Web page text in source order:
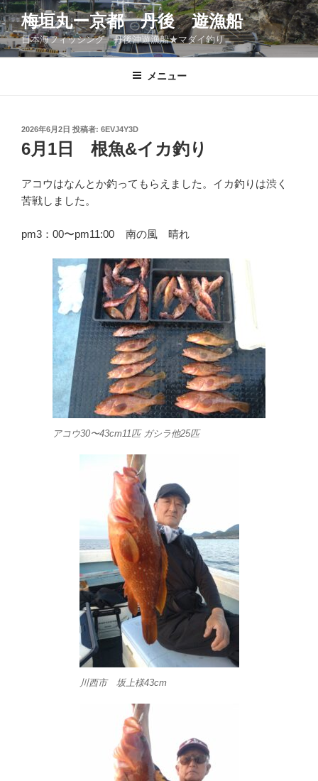
コ
ン
テ
ン
梅垣丸ー京都 丹後 遊漁船
日本海フィッシング 丹後沖遊漁船★マダイ釣り
メニュー
投
稿
日:
2026年6月2日 投稿者: 6EVJ4Y3D
6月1日 根魚&イカ釣り
アコウはなんとか釣ってもらえました。イカ釣りは渋く
苦戦しました。
pm3：00〜pm11:00 南の風 晴れ
アコウ30〜43cm11匹 ガシラ他25匹
川西市 坂上様43cm